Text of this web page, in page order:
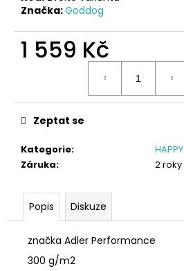
Značka:Goddog
1 559 Kč
Kategorie:
HAPPY
Záruka: 2 roky
Zeptat se
Popis Diskuze
značka Adler Performance
300 g/m2
u
č
u
e
SÓJOVÁ
SVÍČKA
ZELENÝ
ČAJ
400
Kč